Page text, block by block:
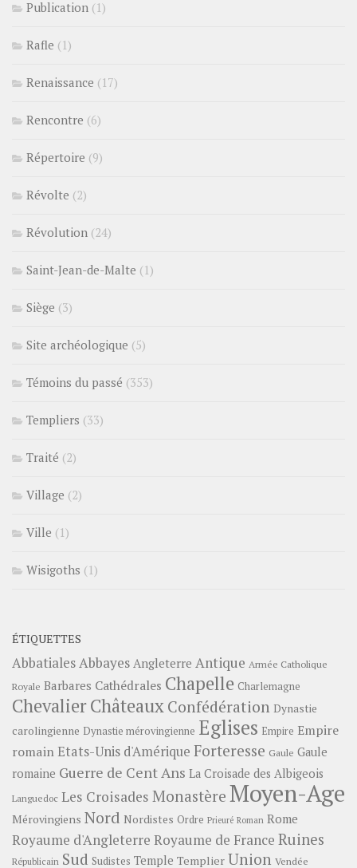
Publication (1)
Rafle (1)
Renaissance (17)
Rencontre (6)
Répertoire (9)
Révolte (2)
Révolution (24)
Saint-Jean-de-Malte (1)
Siège (3)
Site archéologique (5)
Témoins du passé (353)
Templiers (33)
Traité (2)
Village (2)
Ville (1)
Wisigoths (1)
ÉTIQUETTES
Abbatiales Abbayes Angleterre Antique Armée Catholique
Royale Barbares Cathédrales Chapelle Charlemagne
ChevalierChâteauxConfédération Dynastie
carolingienne Dynastie mérovingienne Eglises Empire Empire
romainEtats-Unis d'Amérique Forteresse Gaule Gaule
romaine Guerre de Cent Ans La Croisade des Albigeois
Languedoc Les Croisades Monastère Moyen-Age
Mérovingiens Nord Nordistes Ordre Prieuré Roman Rome
Royaume d'Angleterre Royaume de France Ruines
Républicain Sud Sudistes Temple Templier Union Vendée